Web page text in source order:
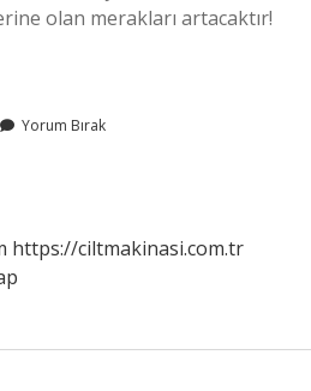
olan merakları artacaktır!
Yorum Bırak
https://ciltmakinasi.com.tr